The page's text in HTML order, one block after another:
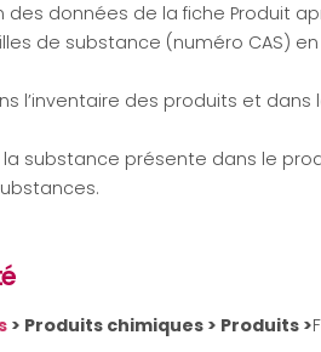
des données de la fiche Produit
de substance (numéro CAS)
l’inventaire des produits et dans
substance présente dans le
> Produits chimiques > Produits >